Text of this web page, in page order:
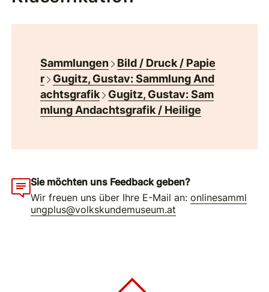
Sammlungen
Bild / Druck / Papie
r
Gugitz, Gustav: Sammlung And
achtsgrafik
Gugitz, Gustav: Sam
mlung Andachtsgrafik / Heilige
Sie möchten uns Feedback geben?
Wir freuen uns über Ihre E-Mail an:onlinesamml
ungplus@volkskundemuseum.at